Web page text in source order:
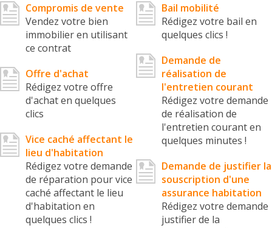
Compromis de vente
Vendez votre bien
immobilier en utilisant
ce contrat
Offre d'achat
Rédigez votre offre
d'achat en quelques
clics
Vice caché affectant le
lieu d'habitation
Rédigez votre demande
de réparation pour vice
caché affectant le lieu
d'habitation en
quelques clics !
Bail mobilité
Rédigez votre bail en
quelques clics !
Demande de
réalisation de
l'entretien courant
Rédigez votre demande
de réalisation de
l'entretien courant en
quelques minutes !
Demande de justifier la
souscription d'une
assurance habitation
Rédigez votre demande
justifier de la